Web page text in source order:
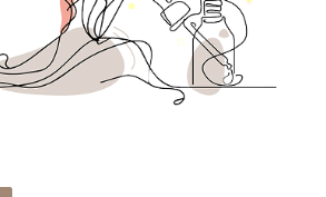
PM, M rides TA.